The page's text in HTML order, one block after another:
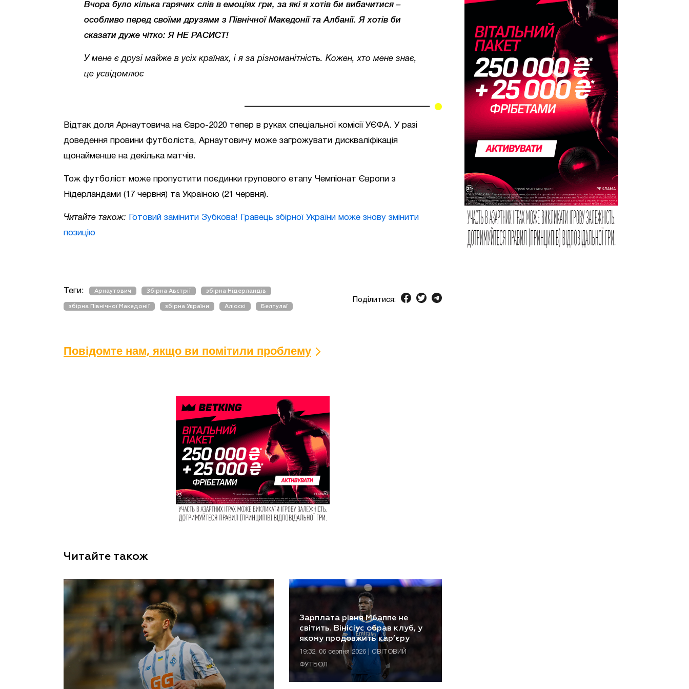
Вчора було кілька гарячих слів в емоціях гри, за які я хотів би вибачитися –
особливо перед своїми друзями з Північної Македонії та Албанії. Я хотів би
сказати дуже чітко: Я НЕ РАСИСТ!
У мене є друзі майже в усіх країнах, і я за різноманітність. Кожен, хто мене знає,
це усвідомлює
Відтак доля Арнаутовича на Євро-2020 тепер в руках спеціальної комісії УЄФА. У разі
доведення провини футболіста, Арнаутовичу може загрожувати дискваліфікація
щонайменше на декілька матчів.
Тож футболіст може пропустити поєдинки групового етапу Чемпіонат Європи з
Нідерландами (17 червня) та Україною (21 червня).
Читайте також:
Готовий замінити Зубкова! Гравець збірної України може знову змінити
позицію
Теги: Арнаутович Збірна Австрії збірна Нідерландів
збірна Північної Македонії збірна України Аліоскі Белтулаї
Поділитися:
Повідомте нам, якщо ви помітили проблему
Читайте також
Зарплата рівня Мбаппе не
світить. Вінісіус обрав клуб, у
якому продовжить кар’єру
19:32, 06 серпня 2026 | СВІТОВИЙ
ФУТБОЛ